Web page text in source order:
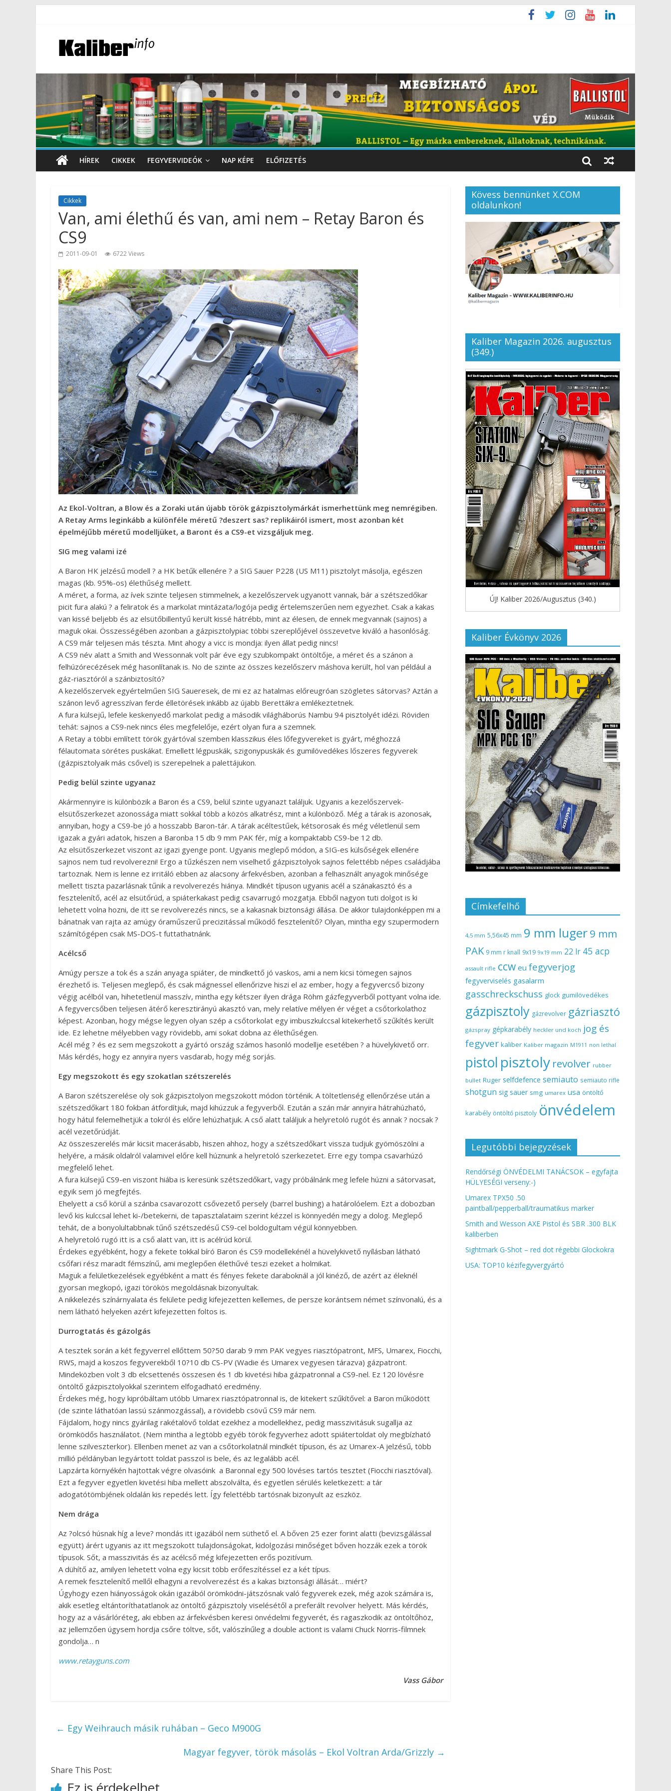
HÍREK CIKKEK FEGYVERVIDEÓK NAP KÉPE ELŐFIZETÉS
Cikkek
Van, ami élethű és van, ami nem – Retay Baron és
CS9
2011-09-01 6722 Views
Az Ekol-Voltran, a Blow és a Zoraki után újabb török gázpisztolymárkát ismerhettünk meg nemrégiben.
A Retay Arms leginkább a különféle méretű ?deszert sas? replikáiról ismert, most azonban két
épelméjűbb méretű modelljüket, a Baront és a CS9-et vizsgáljuk meg.
SIG meg valami izé
A Baron HK jelzésű modell ? a HK betűk ellenére ? a SIG Sauer P228 (US M11) pisztolyt másolja, egészen
magas (kb. 95%-os) élethűség mellett.
A méret, a forma, az ívek szinte teljesen stimmelnek, a kezelőszervek ugyanott vannak, bár a szétszedőkar
picit fura alakú ? a feliratok és a markolat mintázata/logója pedig értelemszerűen nem egyezhet. Csak a kakas
van kissé beljebb és az elsütőbillentyű került kissé hátrébb, mint az élesen, de ennek megvannak (sajnos) a
maguk okai. Összességében azonban a gázpisztolypiac többi szereplőjével összevetve kiváló a hasonlóság.
A CS9 már teljesen más tészta. Mint ahogy a vicc is mondja: ilyen állat pedig nincs!
A CS9 név alatt a Smith and Wessonnak volt pár éve egy szubkompakt öntöltője, a méret és a szánon a
felhúzórecézések még hasonlítanak is. No de szinte az összes kezelőszerv máshova került, hol van például a
gáz-riasztóról a szánbiztosító?
A kezelőszervek egyértelműen SIG Saueresek, de mi ez az hatalmas előreugróan szögletes sátorvas? Aztán a
szánon levő agresszívan ferde élletörések inkább az újabb Berettákra emlékeztetnek.
A fura külsejű, lefele keskenyedő markolat pedig a második világháborús Nambu 94 pisztolyét idézi. Röviden
tehát: sajnos a CS9-nek nincs éles megfelelője, ezért olyan fura a szemnek.
A Retay a többi említett török gyártóval szemben klasszikus éles lőfegyvereket is gyárt, méghozzá
félautomata sörétes puskákat. Emellett légpuskák, szigonypuskák és gumilövedékes lőszeres fegyverek
(gázpisztolyaik más csővel) is szerepelnek a palettájukon.
Pedig belül szinte ugyanaz
Akármennyire is különbözik a Baron és a CS9, belül szinte ugyanazt találjuk. Ugyanis a kezelőszervek-
elsütőszerkezet azonossága miatt sokkal több a közös alkatrész, mint a különböző. Még a tárak is azonosak,
annyiban, hogy a CS9-be jó a hosszabb Baron-tár. A tárak acéltestűek, kétsorosak és még véletlenül sem
igazak a gyári adatok, hiszen a Baronba 15 db 9 mm PAK fér, míg a kompaktabb CS9-be 12 db.
Az elsütőszerkezet viszont az igazi gyenge pont. Ugyanis meglepő módon, a SIG-es külsőségek ellenére
sajnos nem tud revolverezni! Ergo a tűzkészen nem viselhető gázpisztolyok sajnos felettébb népes családjába
tartoznak. Nem is lenne ez irritáló ebben az alacsony árfekvésben, azonban a felhasznált anyagok minősége
mellett tiszta pazarlásnak tűnik a revolverezés hiánya. Mindkét típuson ugyanis acél a szánakasztó és a
fesztelenítő, acél az elsütőrúd, a spiáterkakast pedig csavarrugó mozgatja. Ebből nagyon tuti dolgot is ki
lehetett volna hozni, de itt se revolverezés nincs, se a kakasnak biztonsági állása. De akkor tulajdonképpen mi a
bánatnak van rajta az amúgy óraműszerű precizitással működő fesztelenítő? Olyan, mintha egy szupermodern
számítógépen csak MS-DOS-t futtathatnánk.
Acélcső
Amúgy persze a tok és a szán anyaga spiáter, de mindkettő jó vaskos, ami a nem kicsi tömegen sajnos
érezhető is. Teljesen meglepő, és csak mágnessel ellenőrizve hiszi el az ember, hogy a fegyvercső bizony
végig acélból van, hihetetlenül masszív, mintha egy kétszer ilyen drága Röhm gázfegyverből pottyant volna ide.
A fegyvercsőben teljesen átérő keresztirányú akasztó van, mely relatíve mélyen ér véget a csőtorkolathoz
képest. Azonban, hogy mégse legyen olyan szép a csőtorkolat egy imbuszkulccsal kitekerhető szűkítés került
ide. Ez lehetne mélyebben vagy rövidebb, ami sokat dobna az élethűségen.
Acél még ? és ez sem megszokott a gyártó ország számos hasonló modellje esetében ? a hüvelykivető orr.
Más kérdés, hogy ez annyira nyers vasdarab, hogy még sorjás.
Egy megszokott és egy szokatlan szétszerelés
A Baron szétszerelése oly sok gázpisztolyon megszokott módon történik. A töltetlenség ellenőrzése után a
szétszedőkart 180 fokban átfordítjuk, majd kihúzzuk a fegyverből. Ezután a szán már annyira hátrahúzható,
hogy hátul felemelhetjük a tokról és előre lehúzhatjuk. A cső alatt találjuk a helyretoló rugót és annak ? nocsak ?
acél vezetőrúdját.
Az összeszerelés már kicsit macerásabb, hiszen ahhoz, hogy a szétszedőkart vissza tudjuk gyömöszölni a
helyére, a másik oldalról valamivel előre kell húznunk a helyretoló szerkezetet. Erre egy tompa csavarhúzó
megfelelő lehet.
A fura külsejű CS9-en viszont hiába is keresünk szétszedőkart, vagy próbálnánk meg lefele húzni a sátorvasat,
egyik sem jó megfejtés.
Ehelyett a cső körül a szánba csavarozott csővezető persely (barrel bushing) a határolóelem. Ezt a dobozban
levő kis kulccsal lehet ki-/betekerni, de tapasztalataim szerint kézzel is könnyedén megy a dolog. Meglepő
tehát, de a bonyolultabbnak tűnő szétszedésű CS9-cel boldogultam végül könnyebben.
A helyretoló rugó itt is a cső alatt van, itt is acélrúd körül.
Érdekes egyébként, hogy a fekete tokkal bíró Baron és CS9 modellekénél a hüvelykivető nyílásban látható
csőfari rész maradt fémszínű, ami meglepően élethűvé teszi ezeket a holmikat.
Maguk a felületkezelések egyébként a matt és fényes fekete daraboknál a jól kinéző, de azért az éleknél
gyorsan megkopó, igazi törökös megoldásnak bizonyultak.
A nikkelezés színárnyalata és felülete pedig kifejezetten kellemes, de persze korántsem német színvonalú, és a
nem látható helyeken azért kifejezetten foltos is.
Durrogtatás és gázolgás
A tesztek során a két fegyverrel ellőttem 50?50 darab 9 mm PAK vegyes riasztópatront, MFS, Umarex, Fiocchi,
RWS, majd a koszos fegyverekből 10?10 db CS-PV (Wadie és Umarex vegyesen tárazva) gázpatront.
Mindeközben volt 3 db elcsettenés összesen és 1 db kivetési hiba gázpatronnal a CS9-nel. Ez 120 lövésre
öntöltő gázpisztolyokkal szerintem elfogadható eredmény.
Érdekes még, hogy kipróbáltam utóbb Umarex riasztópatronnal is, de kitekert szűkítővel: a Baron működött
(de szinte láthatóan lassú szánmozgással), a rövidebb csövű CS9 már nem.
Fájdalom, hogy nincs gyárilag rakétalövő toldat ezekhez a modellekhez, pedig masszivitásuk sugallja az
örömködős használatot. (Nem mintha a legtöbb egyéb török fegyverhez adott spiátertoldat oly megbízható
lenne szilveszterkor). Ellenben menet az van a csőtorkolatnál mindkét típuson, és az Umarex-A jelzésű, több
millió példányban legyártott toldat passzol is bele, és az legalább acél.
Lapzárta környékén hajtottak végre olvasóink a Baronnal egy 500 lövéses tartós tesztet (Fiocchi riasztóval).
Ezt a fegyver egyetlen kivetési hiba mellett abszolválta, és egyetlen sérülés keletkezett: a tár
adogatótömbjének oldalán kis repedés lett. Így felettébb tartósnak bizonyult az eszköz.
Nem drága
Az ?olcsó húsnak híg a leve? mondás itt igazából nem süthető el. A bőven 25 ezer forint alatti (bevizsgálással
együtt) árért ugyanis az itt megszokott tulajdonságokat, kidolgozási minőséget bőven hozzák ezek a török
típusok. Sőt, a masszivitás és az acélcső még kifejezetten erős pozitívum.
A dühítő az, amilyen lehetett volna egy kicsit több erőfeszítéssel ez a két típus.
A remek fesztelenítő mellől elhagyni a revolverezést és a kakas biztonsági állását… miért?
Úgyhogy ezen hiányosságok okán igazából örömködni-játszósnak való fegyverek ezek, még azok számára is,
akik esetleg eltántoríthatatlanok az öntöltő gázpisztoly viselésétől a preferált revolver helyett. Más kérdés,
hogy az a vásárlóréteg, aki ebben az árfekvésben keresi önvédelmi fegyverét, és ragaszkodik az öntöltőhöz,
az jellemzően úgysem hordja csőre töltve, sőt, valószínűleg a double actiont is valami Chuck Norris-filmnek
gondolja… n
www.retayguns.com
Vass Gábor
← Egy Weihrauch másik ruhában – Geco M900G
Magyar fegyver, török másolás – Ekol Voltran Arda/Grizzly →
Share This Post:
Kövess bennünket X.COM
oldalunkon!
Kaliber Magazin 2026. augusztus
(349.)
ÚJ! Kaliber 2026/Augusztus (340.)
Kaliber Évkönyv 2026
Címkefelhő
4,5 mm 5,56x45 mm 9 mm luger9 mm
PAK 9 mm r knall 9x19 9x19 mm 22 lr 45 acp
assault rifle ccw eu fegyverjog
fegyverviselés gasalarm
gasschreckschuss glock gumilövedékes
gázpisztoly gázrevolver gázriasztó
gázspray gépkarabély heckler und koch jog és
fegyver kaliber Kaliber magazin M1911 non lethal
pistol pisztoly revolver rubber
bullet Ruger selfdefence semiauto semiauto rifle
shotgun sig sauer smg umarex usa öntöltő
karabély öntöltő pisztoly önvédelem
Legutóbbi bejegyzések
Rendőrségi ÖNVÉDELMI TANÁCSOK – egyfajta
HÜLYESÉGI verseny:-)
Umarex TPX50 .50
paintball/pepperball/traumatikus marker
Smith and Wesson AXE Pistol és SBR .300 BLK
kaliberben
Sightmark G-Shot – red dot régebbi Glockokra
USA: TOP10 kézifegyvergyártó